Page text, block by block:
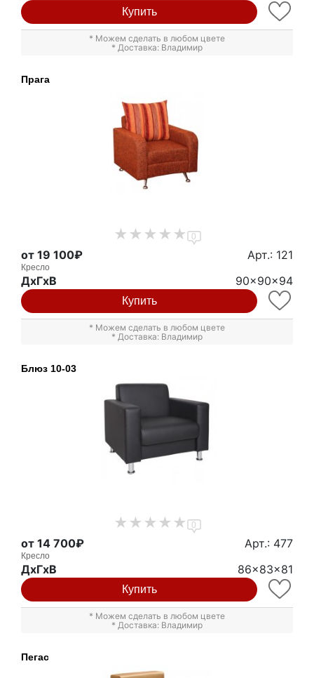
Купить
* Можем сделать в любом цвете
* Доставка: Владимир
Прага
0
от 19 100₽ Арт.: 121
Кресло
ДxГxВ 90x90x94
Купить
* Можем сделать в любом цвете
* Доставка: Владимир
Блюз 10-03
0
от 14 700₽ Арт.: 477
Кресло
ДxГxВ 86x83x81
Купить
* Можем сделать в любом цвете
* Доставка: Владимир
Пегас